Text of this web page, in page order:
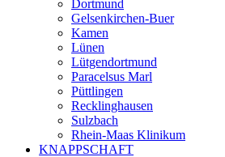
Dortmund
Gelsenkirchen-Buer
Kamen
Lünen
Lütgendortmund
Paracelsus Marl
Püttlingen
Recklinghausen
Sulzbach
Rhein-Maas Klinikum
KNAPPSCHAFT